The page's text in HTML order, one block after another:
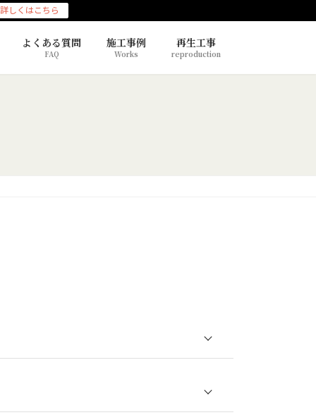
詳しくはこちら
よくある質問
FAQ
施工事例
Works
再生工事
reproduction